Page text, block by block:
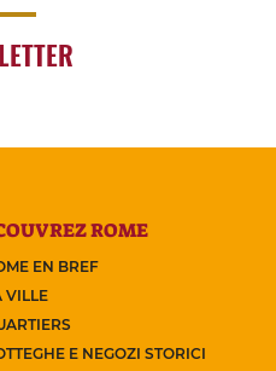
ROME
EN BREF
VILLE
E NEGOZI STORICI